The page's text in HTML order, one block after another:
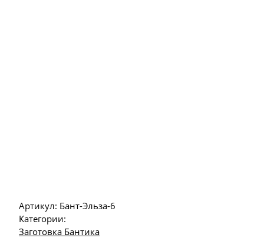
Артикул: Бант-Эльза-6
Категории:
Заготовка Бантика